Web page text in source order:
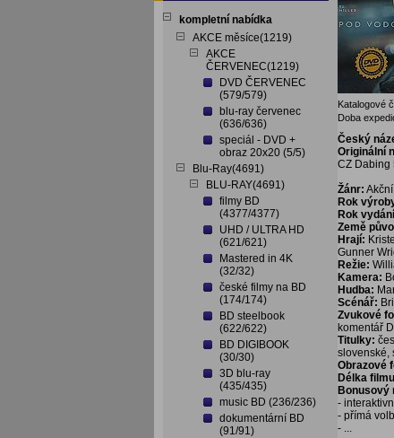
kompletní nabídka
AKCE měsíce(1219)
AKCE
ČERVENEC(1219)
DVD ČERVENEC
(579/579)
blu-ray červenec
(636/636)
speciál - DVD +
obraz 20x20 (5/5)
Blu-Ray(4691)
BLU-RAY(4691)
filmy BD
(4377/4377)
UHD / ULTRA HD
(621/621)
Mastered in 4K
(32/32)
české filmy na BD
(174/174)
BD steelbook
(622/622)
BD DIGIBOOK
(30/30)
3D blu-ray
(435/435)
music BD (236/236)
dokumentární BD
(91/91)
Katalogové
Doba
Český
Originální
CZ Dabing
Žánr:
Rok
Rok
Země
Hrají:
Gunner
Režie:
Kamera:
Hudba:
Scénář:
Zvukové
komentář
Titulky:
slovenské,
Obrazové
Délka
Bonusový
-
- přímá
- ...